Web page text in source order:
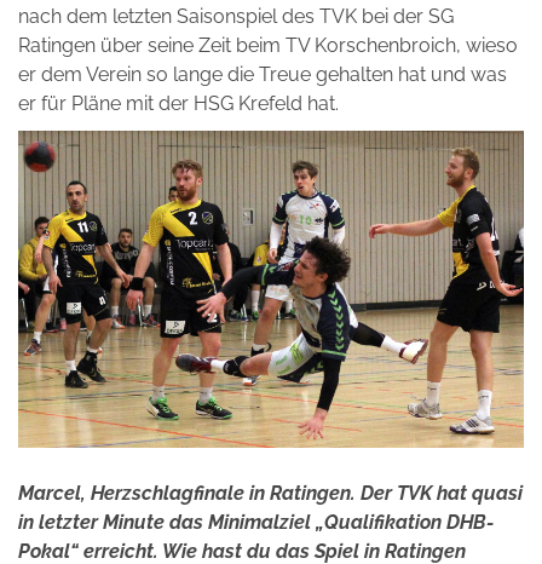
nach dem letzten Saisonspiel des TVK bei der SG
Ratingen über seine Zeit beim TV Korschenbroich, wieso
er dem Verein so lange die Treue gehalten hat und was
er für Pläne mit der HSG Krefeld hat.
Marcel, Herzschlagfinale in Ratingen. Der TVK hat quasi
in letzter Minute das Minimalziel „Qualifikation DHB-
Pokal“ erreicht. Wie hast du das Spiel in Ratingen